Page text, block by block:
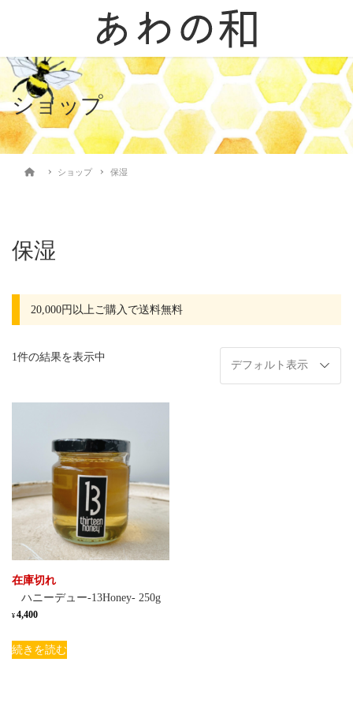
ショップ
ショップ 保湿
保湿
20,000円以上ご購入で送料無料
1件の結果を表示中
在庫切れ
ハニーデュー-13Honey- 250g
¥ 4,400
続きを読む